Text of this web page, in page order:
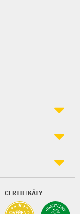
CERTIFIKÁTY